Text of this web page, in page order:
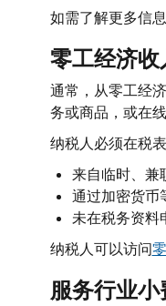
如需了解更多信
零工经济收
通常，从零工经
务或商品，或在
纳税人必须在税
来自临时、兼
通过加密货币
未在税务资料
纳税人可以访问
服务行业小